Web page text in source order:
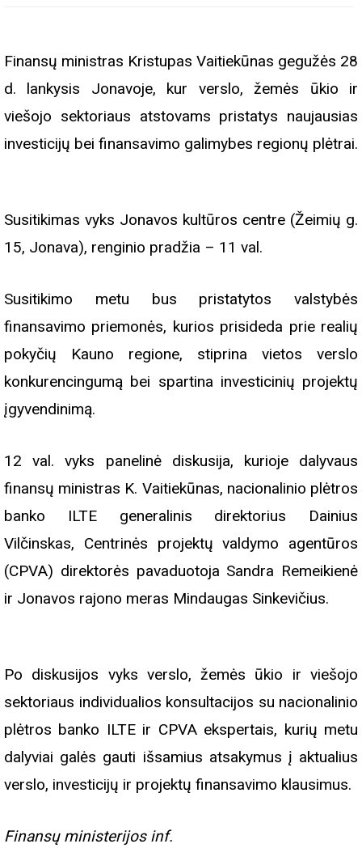
Finansų ministras Kristupas Vaitiekūnas gegužės 28
d. lankysis Jonavoje, kur verslo, žemės ūkio ir
viešojo sektoriaus atstovams pristatys naujausias
investicijų bei finansavimo galimybes regionų plėtrai.
Susitikimas vyks Jonavos kultūros centre (Žeimių g.
15, Jonava), renginio pradžia – 11 val.
Susitikimo metu bus pristatytos valstybės
finansavimo priemonės, kurios prisideda prie realių
pokyčių Kauno regione, stiprina vietos verslo
konkurencingumą bei spartina investicinių projektų
įgyvendinimą.
12 val. vyks panelinė diskusija, kurioje dalyvaus
finansų ministras K. Vaitiekūnas, nacionalinio plėtros
banko ILTE generalinis direktorius Dainius
Vilčinskas, Centrinės projektų valdymo agentūros
(CPVA) direktorės pavaduotoja Sandra Remeikienė
ir Jonavos rajono meras Mindaugas Sinkevičius.
Po diskusijos vyks verslo, žemės ūkio ir viešojo
sektoriaus individualios konsultacijos su nacionalinio
plėtros banko ILTE ir CPVA ekspertais, kurių metu
dalyviai galės gauti išsamius atsakymus į aktualius
verslo, investicijų ir projektų finansavimo klausimus.
Finansų ministerijos inf.